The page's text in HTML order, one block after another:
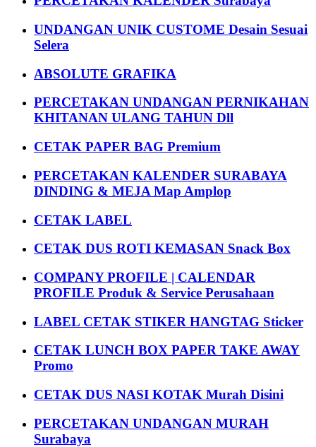
UNDANGAN UNIK CUSTOME Desain Sesuai
Selera
ABSOLUTE GRAFIKA
PERCETAKAN UNDANGAN PERNIKAHAN
KHITANAN ULANG TAHUN Dll
CETAK PAPER BAG Premium
PERCETAKAN KALENDER SURABAYA
DINDING & MEJA Map Amplop
CETAK LABEL
CETAK DUS ROTI KEMASAN Snack Box
COMPANY PROFILE | CALENDAR
PROFILE Produk & Service Perusahaan
LABEL CETAK STIKER HANGTAG Sticker
CETAK LUNCH BOX PAPER TAKE AWAY
Promo
CETAK DUS NASI KOTAK Murah Disini
PERCETAKAN UNDANGAN MURAH
Surabaya